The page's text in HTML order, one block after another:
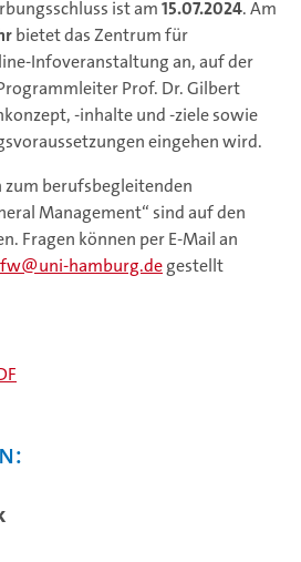
ist am15.07.2024. Am
bietet das Zentrum für
Infoveranstaltung an, auf der
Prof. Dr. Gilbert
-inhalte und -ziele sowie
eingehen wird.
berufsbegleitenden
Management“ sind auf den
Fragen können per E-Mail an
uni-hamburg.degestellt